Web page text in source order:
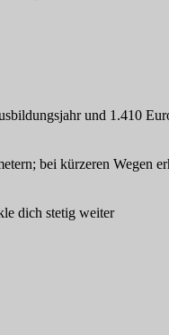
und 1.410
bei kürzeren Wegen
dich stetig weiter